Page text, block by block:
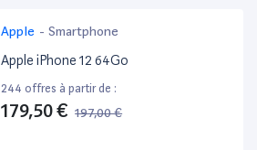
Apple - Smartphone
Apple iPhone 12 64Go
244 offres à partir de :
179,50 € 197,00 €